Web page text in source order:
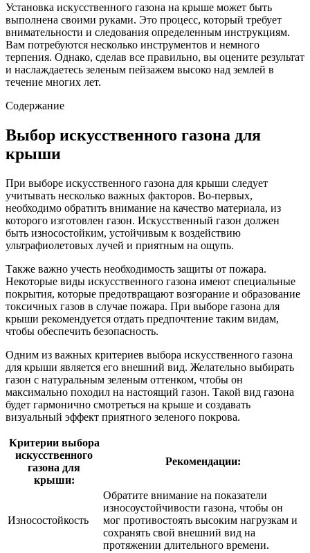
Установка искусственного газона на крыше может быть
выполнена своими руками. Это процесс, который требует
внимательности и следования определенным инструкциям.
Вам потребуются несколько инструментов и немного
терпения. Однако, сделав все правильно, вы оцените результат
и наслаждаетесь зеленым пейзажем высоко над землей в
течение многих лет.
Содержание
Выбор искусственного газона для
крыши
При выборе искусственного газона для крыши следует
учитывать несколько важных факторов. Во-первых,
необходимо обратить внимание на качество материала, из
которого изготовлен газон. Искусственный газон должен
быть износостойким, устойчивым к воздействию
ультрафиолетовых лучей и приятным на ощупь.
Также важно учесть необходимость защиты от пожара.
Некоторые виды искусственного газона имеют специальные
покрытия, которые предотвращают возгорание и образование
токсичных газов в случае пожара. При выборе газона для
крыши рекомендуется отдать предпочтение таким видам,
чтобы обеспечить безопасность.
Одним из важных критериев выбора искусственного газона
для крыши является его внешний вид. Желательно выбирать
газон с натуральным зеленым оттенком, чтобы он
максимально походил на настоящий газон. Такой вид газона
будет гармонично смотреться на крыше и создавать
визуальный эффект приятного зеленого покрова.
Критерии выбора
искусственного
газона для
крыши:
Рекомендации:
Износостойкость
Обратите внимание на показатели
износоустойчивости газона, чтобы он
мог противостоять высоким нагрузкам и
сохранять свой внешний вид на
протяжении длительного времени.